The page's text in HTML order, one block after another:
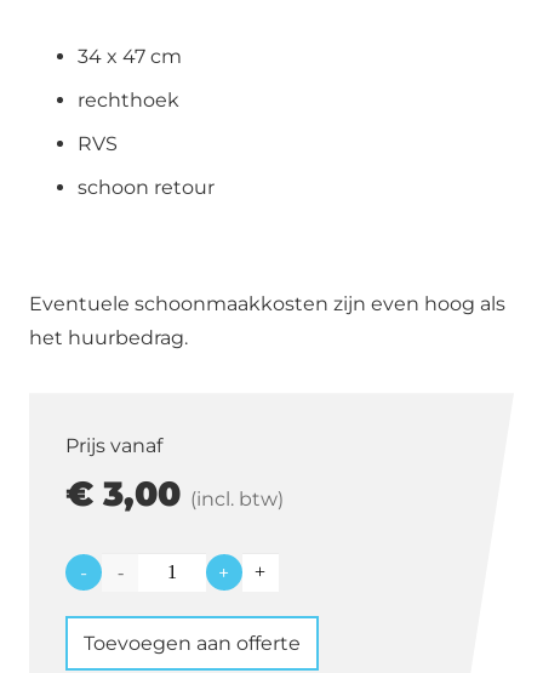
34 x 47 cm
rechthoek
RVS
schoon retour
Eventuele schoonmaakkosten zijn even hoog als
het huurbedrag.
Prijs vanaf
€ 3,00 (incl. btw)
-
Serveerschaal
RVS
+
Toevoegen aan offerte